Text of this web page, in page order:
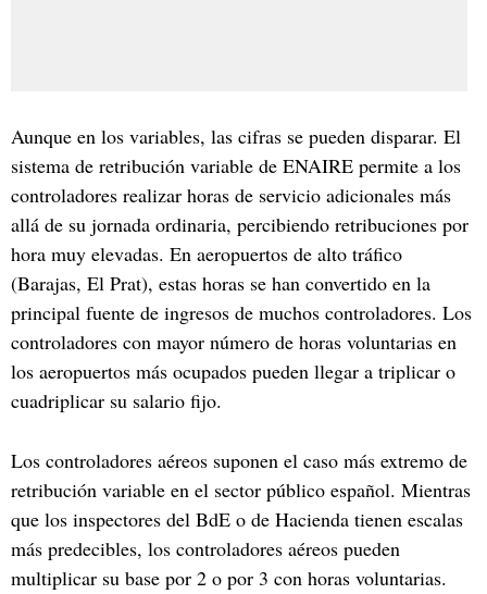
Aunque en los variables, las cifras se pueden disparar. El
sistema de retribución variable de ENAIRE permite a los
controladores realizar horas de servicio adicionales más
allá de su jornada ordinaria, percibiendo retribuciones por
hora muy elevadas. En aeropuertos de alto tráfico
(Barajas, El Prat), estas horas se han convertido en la
principal fuente de ingresos de muchos controladores. Los
controladores con mayor número de horas voluntarias en
los aeropuertos más ocupados pueden llegar a triplicar o
cuadriplicar su salario fijo.
Los controladores aéreos suponen el caso más extremo de
retribución variable en el sector público español. Mientras
que los inspectores del BdE o de Hacienda tienen escalas
más predecibles, los controladores aéreos pueden
multiplicar su base por 2 o por 3 con horas voluntarias.